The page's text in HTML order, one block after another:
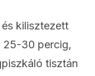
kilisztezett
25-30 percig,
tisztán